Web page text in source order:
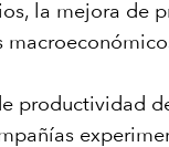
la mejora de
productividad